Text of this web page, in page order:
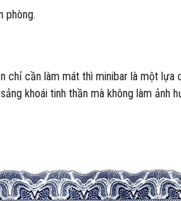
phòng.
chỉ cần làm mát thì minibar là một lựa
khoái tinh thần mà không làm ảnh